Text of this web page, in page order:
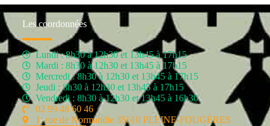
Les coordonnées
Lundi : 8h30 à 12h30 et 13h45 à 17h15
Mardi : 8h30 à 12h30 et 13h45 à 17h15
Mercredi : 8h30 à 12h30 et 13h45 à 17h15
Jeudi : 8h30 à 12h30 et 13h45 à 17h15
Vendredi : 8h30 à 12h30 et 13h45 à 16h30
02 99 48 60 46
1, rue de Normandie 35610 PLEINE-FOUGÈRES